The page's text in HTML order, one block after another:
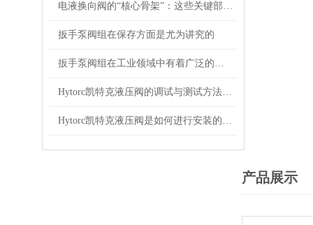
电液换向阀的“核心骨架”：这些关键部件，决定设备运行效率！
扳手泵阀组在保存方面是尤为讲究的
扳手泵阀组在工业领域中有着广泛的作用
Hytorc凯特克液压阀的调试与测试方法具体如下
Hytorc凯特克液压阀是如何进行安装的？你可知晓？
产品展示